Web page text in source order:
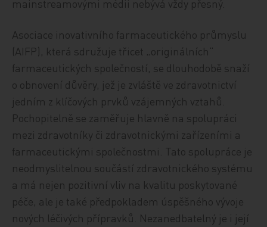
mainstreamovými médii nebývá vždy přesný.
Asociace inovativního farmaceutického průmyslu
(AIFP), která sdružuje třicet „originálních“
farmaceutických společností, se dlouhodobě snaží
o obnovení důvěry, jež je zvláště ve zdravotnictví
jedním z klíčových prvků vzájemných vztahů.
Pochopitelně se zaměřuje hlavně na spolupráci
mezi zdravotníky či zdravotnickými zařízeními a
farmaceutickými společnostmi. Tato spolupráce je
neodmyslitelnou součástí zdravotnického systému
a má nejen pozitivní vliv na kvalitu poskytované
péče, ale je také předpokladem úspěšného vývoje
nových léčivých přípravků. Nezanedbatelný je i její